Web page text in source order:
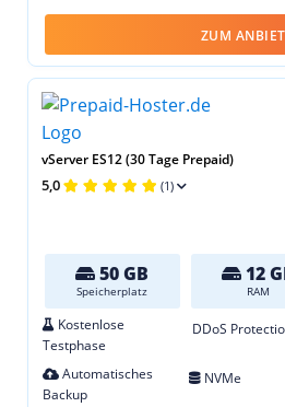
ZUM
vServer ES12 (30 Tage Prepaid)
5,0 (1)
50 GB
Speicherplatz
12
RAM
Kostenlose
Testphase
DDoS
Automatisches
Backup
NVMe